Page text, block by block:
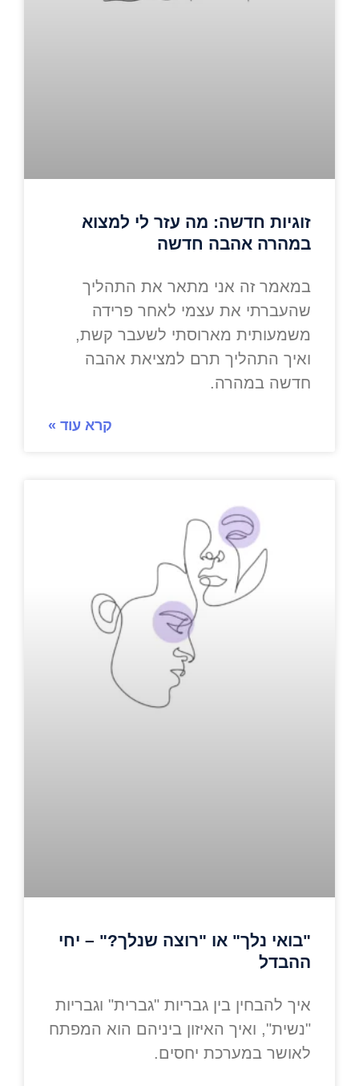
זוגיות חדשה: מה עזר לי למצוא
במהרה אהבה חדשה
במאמר זה אני מתאר את התהליך
שהעברתי את עצמי לאחר פרידה
משמעותית מארוסתי לשעבר קשת,
ואיך התהליך תרם למציאת אהבה
חדשה במהרה.
קרא עוד »
"בואי נלך" או "רוצה שנלך?" – יחי
ההבדל
איך להבחין בין גבריות "גברית" וגבריות
"נשית", ואיך האיזון ביניהם הוא המפתח
לאושר במערכת יחסים.